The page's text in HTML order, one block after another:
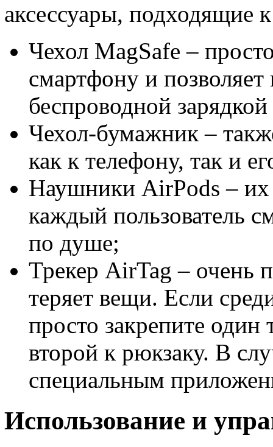
аксессуары, подходящие
Чехол MagSafe –
смартфону и позволяет
беспроводной
Чехол-бумажник –
как к телефону, так и
Наушники AirPods – их
каждый пользователь
по душе;
Трекер AirTag – очень
теряет вещи. Если
просто закрепите один
второй к рюкзаку. В
специальным
Использование и